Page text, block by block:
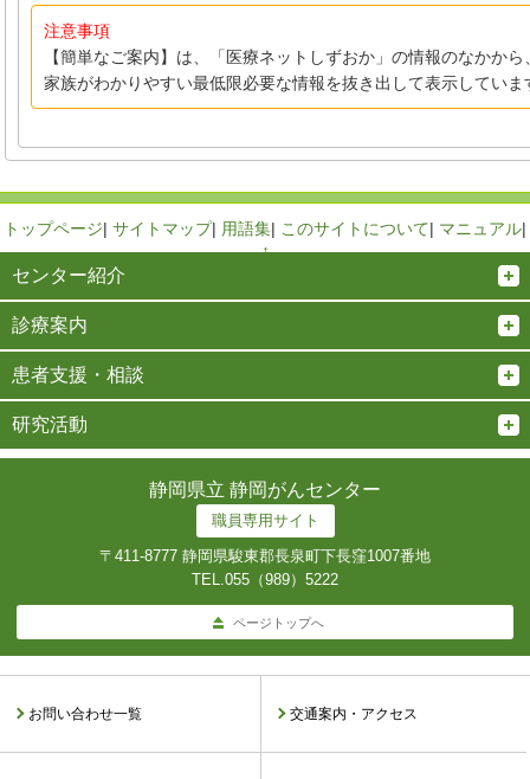
注意事項
【簡単なご案内】は、「医療ネットしずおか」の情報のなかか
家族がわかりやすい最低限必要な情報を抜き出して表示していま
トップページ| サイトマップ| 用語集| このサイトについて| マニュアル|
↑
センター紹介
診療案内
患者支援・相談
研究活動
静岡県立 静岡がんセンター
職員専用サイト
〒411-8777 静岡県駿東郡長泉町下長窪1007番地
TEL.055（989）5222
ページトップへ
お問い合わせ一覧 交通案内・アクセス